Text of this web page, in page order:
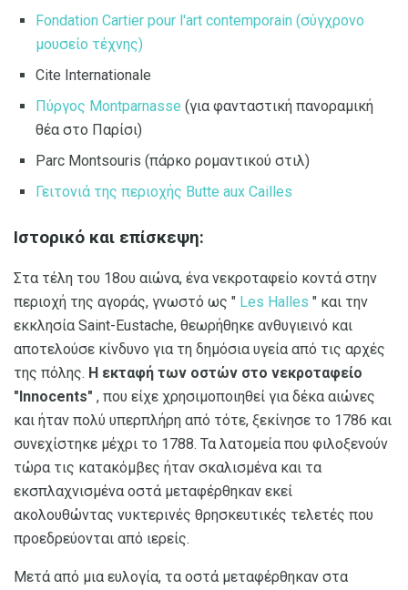
Fondation Cartier pour l'art contemporain (σύγχρονο
μουσείο τέχνης)
Cite Internationale
Πύργος Montparnasse (για φανταστική πανοραμική
θέα στο Παρίσι)
Parc Montsouris (πάρκο ρομαντικού στιλ)
Γειτονιά της περιοχής Butte aux Cailles
Ιστορικό και επίσκεψη:
Στα τέλη του 18ου αιώνα, ένα νεκροταφείο κοντά στην
περιοχή της αγοράς, γνωστό ως " Les Halles " και την
εκκλησία Saint-Eustache, θεωρήθηκε ανθυγιεινό και
αποτελούσε κίνδυνο για τη δημόσια υγεία από τις αρχές
της πόλης. Η εκταφή των οστών στο νεκροταφείο
"Innocents" , που είχε χρησιμοποιηθεί για δέκα αιώνες
και ήταν πολύ υπερπλήρη από τότε, ξεκίνησε το 1786 και
συνεχίστηκε μέχρι το 1788. Τα λατομεία που φιλοξενούν
τώρα τις κατακόμβες ήταν σκαλισμένα και τα
εκσπλαχνισμένα οστά μεταφέρθηκαν εκεί
ακολουθώντας νυκτερινές θρησκευτικές τελετές που
προεδρεύονται από ιερείς.
Μετά από μια ευλογία, τα οστά μεταφέρθηκαν στα